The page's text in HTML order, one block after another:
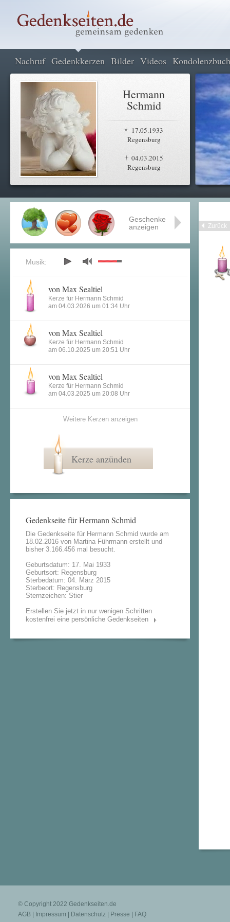
Nachruf Gedenkkerzen Bilder Videos Kondolenzbuch
Hermann
Schmid
17.05.1933
Regensburg
-
04.03.2015
Regensburg
Zurück
Geschenke
anzeigen
Musik:
von Max Sealtiel
Kerze für Hermann Schmid
am 04.03.2026 um 01:34 Uhr
von Max Sealtiel
Kerze für Hermann Schmid
am 06.10.2025 um 20:51 Uhr
von Max Sealtiel
Kerze für Hermann Schmid
am 04.03.2025 um 20:08 Uhr
Weitere Kerzen anzeigen
Kerze anzünden
Gedenkseite für Hermann Schmid
Die Gedenkseite für Hermann Schmid wurde am
18.02.2016 von Martina Führmann erstellt und
bisher 3.166.456 mal besucht.
Geburtsdatum: 17. Mai 1933
Geburtsort: Regensburg
Sterbedatum: 04. März 2015
Sterbeort: Regensburg
Sternzeichen: Stier
Erstellen Sie jetzt in nur wenigen Schritten
kostenfrei eine persönliche Gedenkseiten
© Copyright 2022 Gedenkseiten.de
AGB
Impressum Datenschutz Presse
FAQ